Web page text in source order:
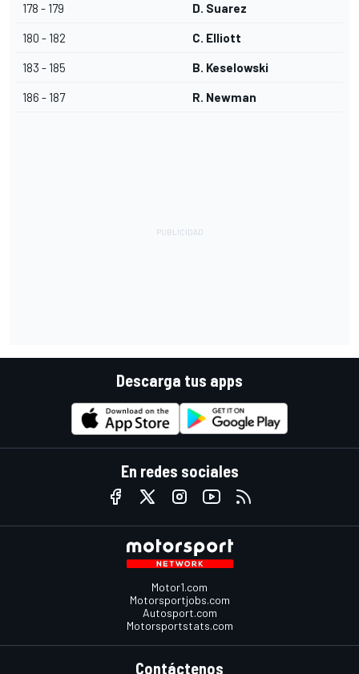
178 - 179 D. Suarez
180 - 182 C. Elliott
183 - 185 B. Keselowski
186 - 187 R. Newman
Descarga tus apps
En redes sociales
Motor1.com
Motorsportjobs.com
Autosport.com
Motorsportstats.com
Contáctenos